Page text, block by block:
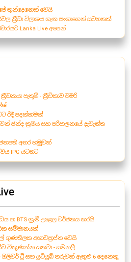
තුන්දෙනෙක් වෙයි
ක්‍රීඩා විලාශය ගැන සංගාගෙන් සටහනක්
Lanka Live අපෙන්
පැතුම් - ක්‍රීඩිකාව චමරි
රිදී පදක්කමක්
ඡන්ද ක්‍රමය සහ පරිපාලනයේ දැවැන්ත
අතර හමුවක්
IPG යටතට
BTS ග්‍රැමී උළෙල වර්ජනය කරයි
සම්මානයක්
ගුණතිලක අභාවප්‍රාප්ත වෙයි
විකුණන්න යනවා - සමනලී
ඔලිවර් ට්‍රී සහ යූටියුබ් තරුවක් ඇතුළු 6 දෙනෙකු